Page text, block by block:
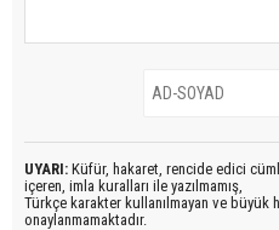
UYARI: Küfür, hakaret, rencide edici
içeren, imla kuralları ile yazılmamış,
Türkçe karakter kullanılmayan ve büyük
onaylanmamaktadır.